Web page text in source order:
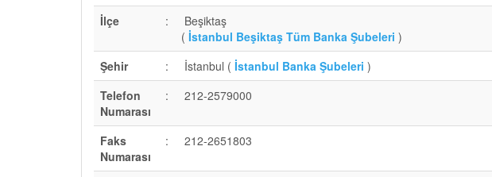
İlçe :
Beşiktaş
( İstanbul Beşiktaş Tüm Banka Şubeleri )
Şehir
: İstanbul ( İstanbul Banka Şubeleri )
Telefon
Numarası
: 212-2579000
Faks
Numarası
: 212-2651803